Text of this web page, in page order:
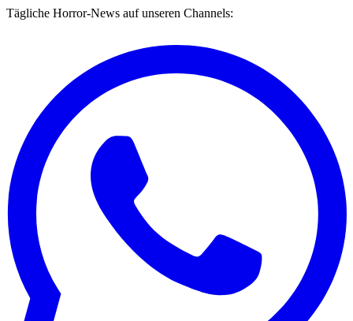
Tägliche Horror-News auf unseren Channels: